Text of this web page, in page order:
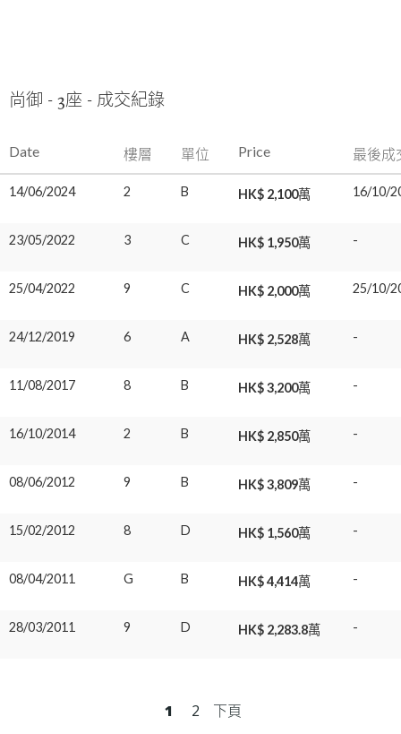
尚御 - 3座 - 成交紀錄
Date 樓層 單位 Price 最後成
14/06/2024 2 B HK$ 2,100萬 16/10/
23/05/2022 3 C HK$ 1,950萬 -
25/04/2022 9 C HK$ 2,000萬 25/10/
24/12/2019 6 A HK$ 2,528萬 -
11/08/2017 8 B HK$ 3,200萬 -
16/10/2014 2 B HK$ 2,850萬 -
08/06/2012 9 B HK$ 3,809萬 -
15/02/2012 8 D HK$ 1,560萬 -
08/04/2011 G B HK$ 4,414萬 -
28/03/2011 9 D HK$ 2,283.8萬 -
1 2 下頁